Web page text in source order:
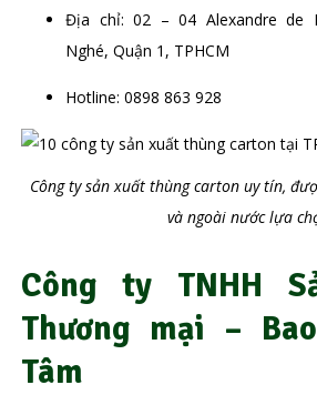
Địa chỉ: 02 – 04 Alexandre de
Nghé, Quận 1, TPHCM
Hotline: 0898 863 928
Công ty sản xuất thùng carton uy tín,
và ngoài nước lựa
Công ty TNHH
Thương mại –
Tâm